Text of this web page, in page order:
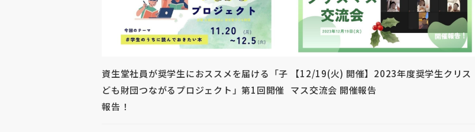
資生堂社員が奨学生におススメを届ける「子
ども財団つながるプロジェクト」第1回開催
報告！
【12/19(火) 開催】2023年度奨学生クリス
マス交流会 開催報告